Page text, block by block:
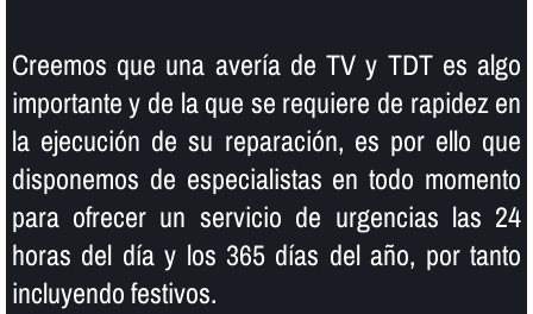
Creemos que una averí­a de TV y TDT es algo
importante y de la que se requiere de rapidez en
la ejecución de su reparación, es por ello que
disponemos de especialistas en todo momento
para ofrecer un servicio de urgencias las 24
horas del dí­a y los 365 dí­as del año, por tanto
incluyendo festivos.